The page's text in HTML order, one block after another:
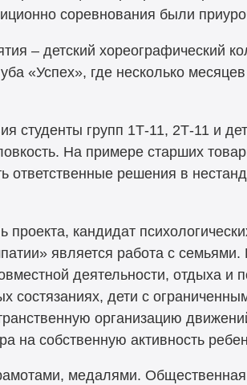
соревнования были
– детский хореографический
«Успех», где несколько
студенты групп 1Т-11, 2Т-11 и
На примере старших
ответственные решения в
проекта, кандидат
является работа с
деятельности, отдыха и
состязаниях, дети с
организацию
на собственную активность
медалями. Общественная